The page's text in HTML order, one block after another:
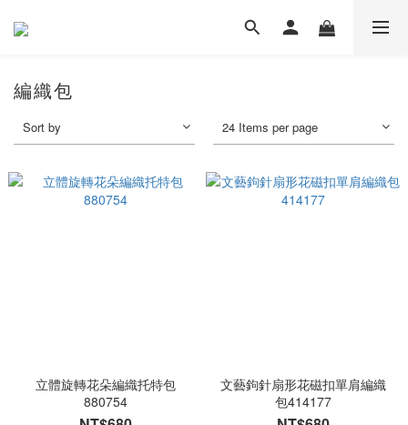
編織包
Sort by 24 Items per page
立體旋轉花朵編織托特包
880754
文藝鉤針扇形花磁扣單肩編織
包414177